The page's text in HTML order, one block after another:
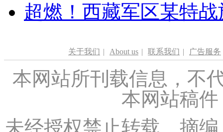
超燃！西藏军区某特
关于我们 | About us | 联系我们 | 广告服务
本网站所刊载信息，不
本网站稿
未经授权禁止转载、摘